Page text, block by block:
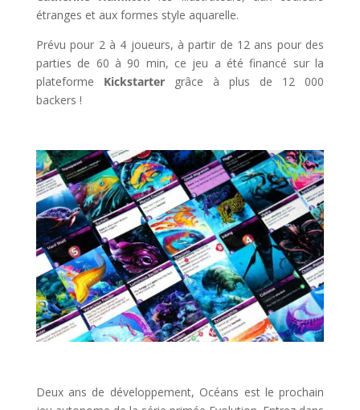
étranges et aux formes style aquarelle.
Prévu pour 2 à 4 joueurs, à partir de 12 ans pour des
parties de 60 à 90 min, ce jeu a été financé sur la
plateforme Kickstartergrâce à plus de 12 000
backers !
Deux ans de développement, Océans est le prochain